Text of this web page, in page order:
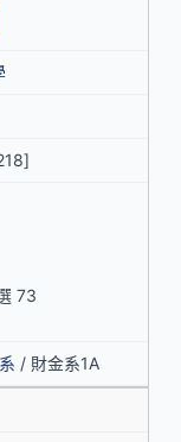
73
/ 財金系1A